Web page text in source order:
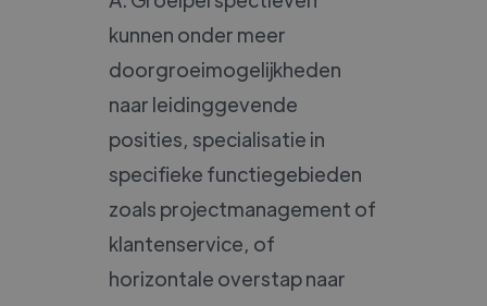
kunnen onder meer
doorgroeimogelijkheden
naar leidinggevende
posities, specialisatie in
specifieke functiegebieden
zoals projectmanagement of
klantenservice, of
horizontale overstap naar